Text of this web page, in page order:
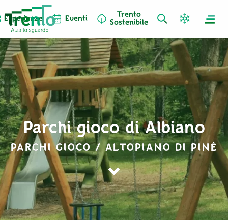
Esperienze Eventi
Trento
Sostenibile
Parchi gioco di Albiano
PARCHI GIOCO / ALTOPIANO DI PINÉ